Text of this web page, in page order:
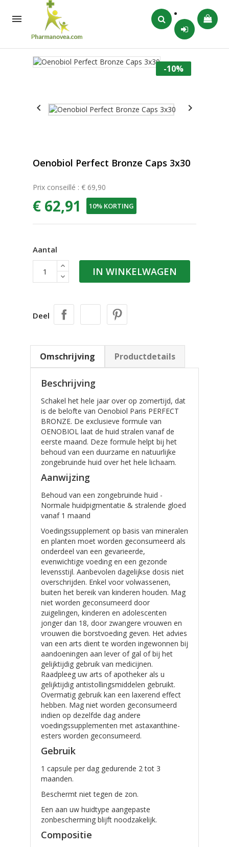

-10%
 
Oenobiol Perfect Bronze Caps 3x30
Prix conseillé : € 69,90
€ 62,91 10% KORTING
Aantal
IN WINKELWAGEN
Deel
Omschrijving Productdetails
Beschrijving
Schakel het hele jaar over op zomertijd, dat
is de belofte van Oenobiol Paris PERFECT
BRONZE. De exclusieve formule van
OENOBIOL laat de huid stralen vanaf de
eerste maand. Deze formule helpt bij het
behoud van een duurzame en natuurlijke
zongebruinde huid over het hele lichaam.
Aanwijzing
Behoud van een zongebruinde huid -
Normale huidpigmentatie & stralende gloed
vanaf 1 maand
Voedingssupplement op basis van mineralen
en planten moet worden geconsumeerd als
onderdeel van een gevarieerde,
evenwichtige voeding en een gezonde
levensstijl. Aanbevolen dagelijkse dosis niet
overschrijden. Enkel voor volwassenen,
buiten het bereik van kinderen houden. Mag
niet worden geconsumeerd door
zuigelingen, kinderen en adolescenten
jonger dan 18, door zwangere vrouwen en
vrouwen die borstvoeding geven. Het advies
van een arts dient te worden ingewonnen bij
aandoeningen aan lever of gal of bij het
gelijktijdig gebruik van medicijnen.
Raadpleeg uw arts of apotheker als u
gelijktijdig antistollingsmiddelen gebruikt.
Overmatig gebruik kan een laxerend effect
hebben. Mag niet worden geconsumeerd
indien op dezelfde dag andere
voedingssupplementen met astaxanthine-
esters worden geconsumeerd.
Gebruik
1 capsule per dag gedurende 2 tot 3
maanden.
Beschermt niet tegen de zon.
Een aan uw huidtype aangepaste
zonbescherming blijft noodzakelijk.
Compositie